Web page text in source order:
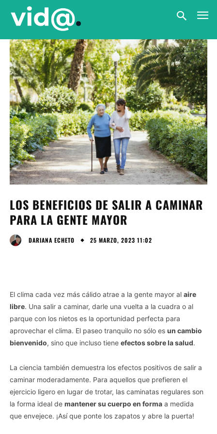
LOS BENEFICIOS DE SALIR A CAMINAR
PARA LA GENTE MAYOR
DARIANA ECHETO 25 MARZO, 2023 11:02
El clima cada vez más cálido atrae a la gente mayor al aire
libre. Una salir a caminar, darle una vuelta a la cuadra o al
parque con los nietos es la oportunidad perfecta para
aprovechar el clima. El paseo tranquilo no sólo es un cambio
bienvenido, sino que incluso tiene efectos sobre la salud.
La ciencia también demuestra los efectos positivos de salir a
caminar moderadamente. Para aquellos que prefieren el
ejercicio ligero en lugar de trotar, las caminatas regulares son
la forma ideal de mantener su cuerpo en forma a medida
que envejece. ¡Así que ponte los zapatos y abre la puerta!